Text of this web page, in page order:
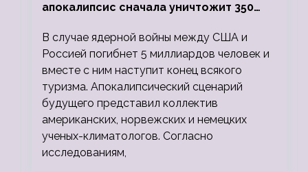
апокалипсис сначала уничтожит 350
людей
В случае ядерной войны между США и
Россией погибнет 5 миллиардов человек и
вместе с ним наступит конец всякого
туризма. Апокалипсический сценарий
будущего представил коллектив
американских, норвежских и немецких
ученых-климатологов. Согласно
исследованиям,